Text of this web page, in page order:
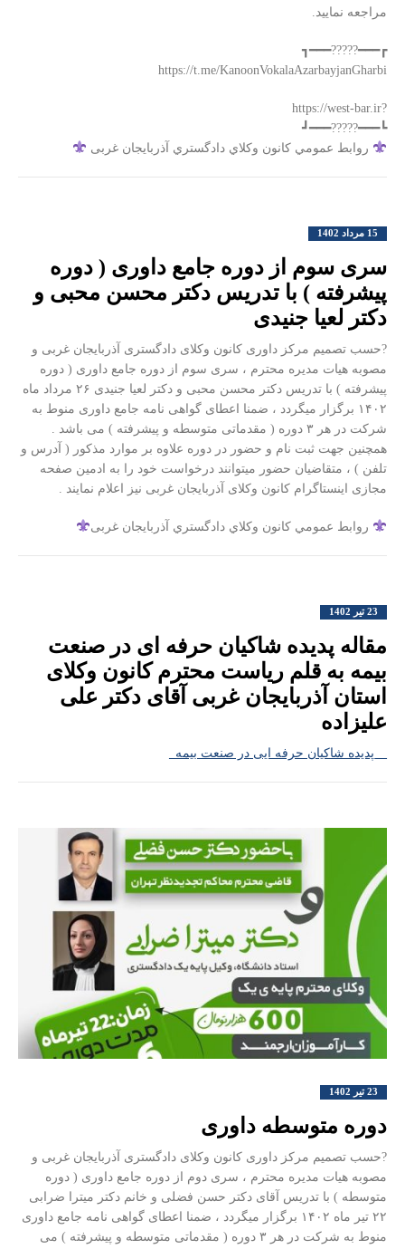
مراجعه نمایید.
┏━━━?????━━━┓
‏?https://west-bar.ir
┗━━━?????━━━┛
روابط عمومي كانون وكلاي دادگستري آذربايجان غربی
15 مرداد 1402
سری سوم از دوره جامع داوری ( دوره
پیشرفته ) با تدریس دکتر محسن محبی و
دکتر لعیا جنیدی
?حسب تصمیم مرکز داوری کانون وکلای دادگستری آذربایجان غربی و
مصوبه هیات مدیره محترم ، سری سوم از دوره جامع داوری ( دوره
پیشرفته ) با تدریس دکتر محسن محبی و دکتر لعیا جنیدی ۲۶ مرداد ماه
۱۴۰۲ برگزار میگردد ، ضمنا اعطای گواهی نامه جامع داوری منوط به
شرکت در هر ۳ دوره ( مقدماتی متوسطه و پیشرفته ) می باشد .
همچنین جهت ثبت نام و حضور در دوره علاوه بر موارد مذکور ( آدرس و
تلفن ) ، متقاضیان حضور میتوانند درخواست خود را به ادمین صفحه
مجازی اینستاگرام کانون وکلای آذربایجان غربی نیز اعلام نمایند .
روابط عمومي كانون وكلاي دادگستري آذربايجان غربی
23 تیر 1402
مقاله پدیده شاکیان حرفه ای در صنعت
بیمه به قلم ریاست محترم کانون وکلای
استان آذربایجان غربی آقای دکتر علی
علیزاده
__پدیده شاکیان حرفه ایی در صنعت بیمه_
23 تیر 1402
دوره متوسطه داوری
?حسب تصمیم مرکز داوری کانون وکلای دادگستری آذربایجان غربی و
مصوبه هیات مدیره محترم ، سری دوم از دوره جامع داوری ( دوره
متوسطه ) با تدریس آقای دکتر حسن فضلی و خانم دکتر میترا ضرابی
۲۲ تیر ماه ۱۴۰۲ برگزار میگردد ، ضمنا اعطای گواهی نامه جامع داوری
منوط به شرکت در هر ۳ دوره ( مقدماتی متوسطه و پیشرفته ) می